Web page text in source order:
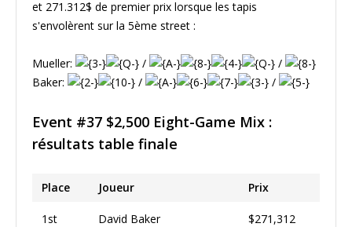
et 271.312$ de premier prix lorsque les tapis
s'envolèrent sur la 5ème street :
Mueller: /
/
Baker:
/ /
Event #37 $2,500 Eight-Game Mix :
résultats table finale
Place Joueur Prix
1st David Baker $271,312